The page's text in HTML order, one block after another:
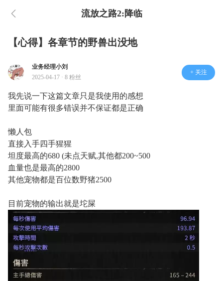
流放之路2:降临
【心得】各章节的野兽出没地
业务经理小刘
2025-04-17 · 8 粉丝
+ 关注
我先说一下这篇文章只是我使用的感想
里面可能有很多错误并不保证都是正确
懒人包
直接入手四手猩猩
坦度最高的680 (未点天赋,其他都200~500
血量也是最高的2800
其他宠物都是百位数野猪2500
目前宠物的输出就是坨屎